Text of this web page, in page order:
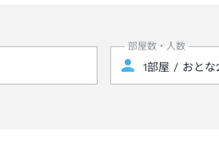
部屋数・人数